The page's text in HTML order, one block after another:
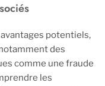
potentiels,
des
comme une fraude
les